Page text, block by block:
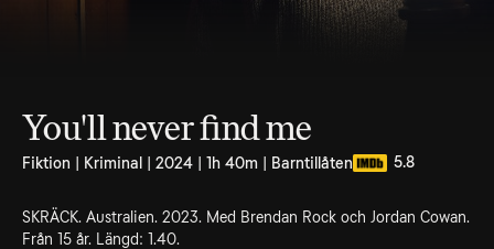
You'll never find me
Fiktion | Kriminal | 2024 | 1h 40m | Barntillåten 5.8
SKRÄCK. Australien. 2023. Med Brendan Rock och Jordan Cowan.
Från 15 år. Längd: 1.40.